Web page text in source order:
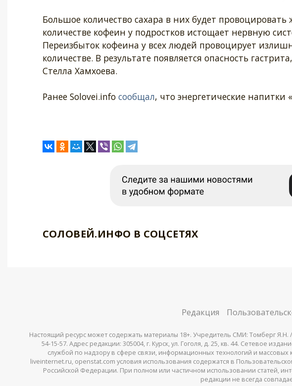
Большое количество сахара в них будет
количестве кофеин у подростков истощает нервную
Переизбыток кофеина у всех людей провоцирует
количестве. В результате появляется опасность
Стелла Хамхоева.
Ранее Solovei.info сообщал, что энергетические
СОЛОВЕЙ.ИНФО В СОЦСЕТЯХ
Редакция
Настоящий ресурс может содержать материалы 18+. Учредитель СМИ: Томберг
54-15-57. Адрес редакции: 305004, г. Курск, ул. Гоголя, д. 25, кв. 44. Сетевое
службой по надзору в сфере связи, информационных технологий и
liveinternet.ru, openstat.com условия использования содержатся в
Российской Федерации. При полном или частичном использовании статей,
редакции не всегда